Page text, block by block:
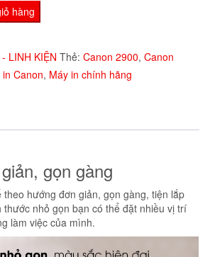
hàng
LINH KIỆN Thẻ: Canon 2900, Canon
in Canon, Máy in chính hãng
gọn gàng
theo hướng đơn giản, gọn gàng, tiện lắp
nhỏ gọn bạn có thể đặt nhiều vị trí
làm việc của mình.